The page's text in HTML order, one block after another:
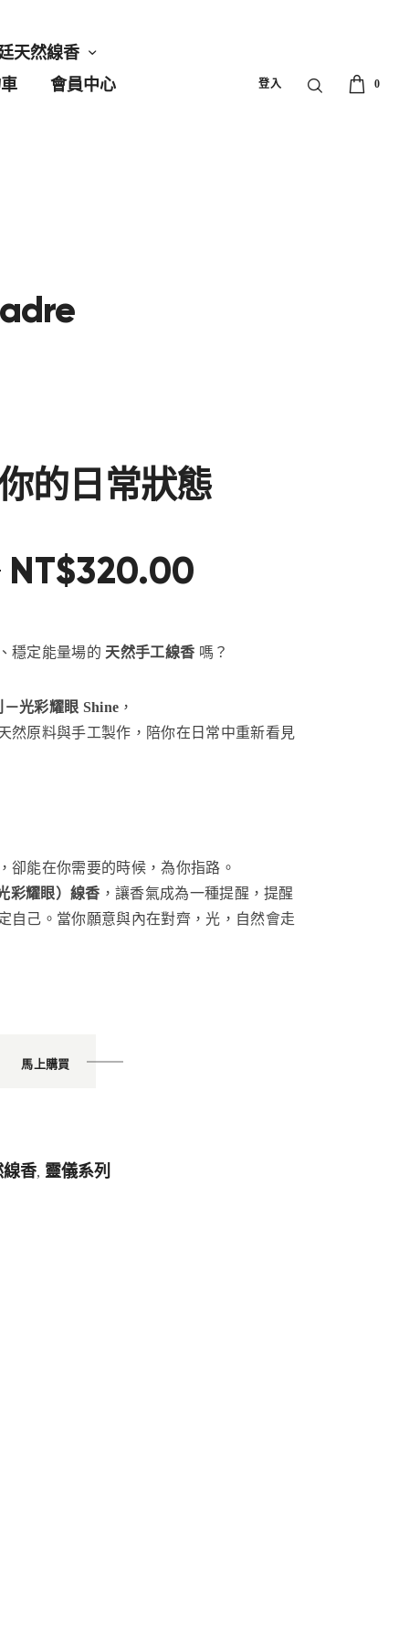
天然線香
會員中心 登入 0
的日常狀態
NT$320.00
穩定能量場的 天然手工線香 嗎？
光彩耀眼 Shine ，
然原料與手工製作，陪你在日常中重新看見
卻能在你需要的時候，為你指路。
彩耀眼）線香 ，讓香氣成為一種提醒，提醒
自己。當你願意與內在對齊，光，自然會走
馬上購買
線香, 靈儀系列